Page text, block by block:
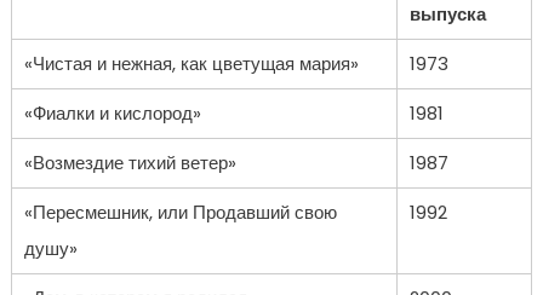
выпуска
«Чистая и нежная, как цветущая мария»
1973
«Фиалки и кислород»
1981
«Возмездие тихий ветер»
1987
«Пересмешник, или Продавший свою
душу»
1992